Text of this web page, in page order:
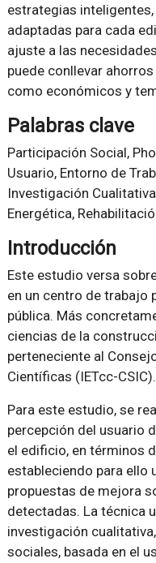
estrategias
adaptadas para cada
ajuste a las
puede conllevar
como económicos y
Palabras clave
Participación Social,
Usuario, Entorno de
Investigación
Energética,
Introducción
Este estudio versa
en un centro de trabajo
pública. Más
ciencias de la
perteneciente al
Científicas (IETcc-CSIC).
Para este estudio, se
percepción del usuario
el edificio, en términos
estableciendo para ello
propuestas de mejora
detectadas. La técnica
investigación
sociales, basada en el